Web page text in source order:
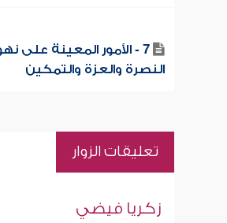
7 - الأمور المعينة على
النصرة والعزة والتمكين
تعليقات الزوار
زكريا فيضي